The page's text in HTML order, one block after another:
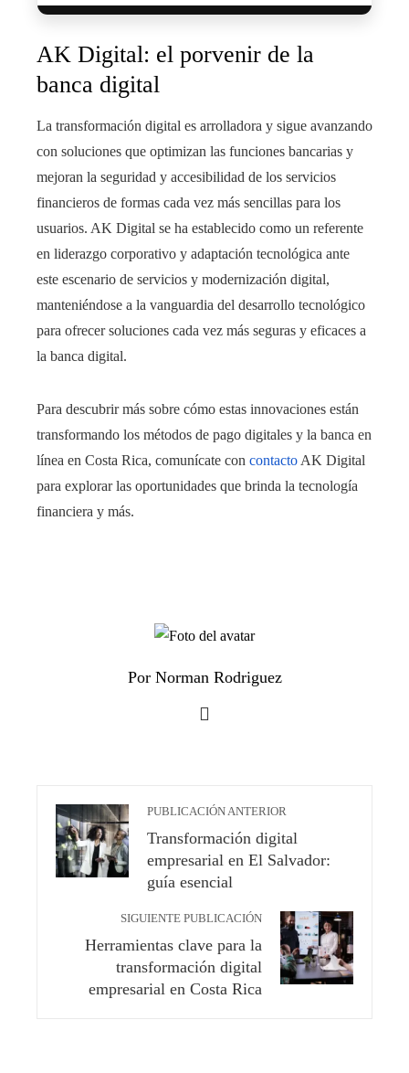
AK Digital: el porvenir de la
banca digital
La transformación digital es arrolladora y sigue avanzando
con soluciones que optimizan las funciones bancarias y
mejoran la seguridad y accesibilidad de los servicios
financieros de formas cada vez más sencillas para los
usuarios. AK Digital se ha establecido como un referente
en liderazgo corporativo y adaptación tecnológica ante
este escenario de servicios y modernización digital,
manteniéndose a la vanguardia del desarrollo tecnológico
para ofrecer soluciones cada vez más seguras y eficaces a
la banca digital.
Para descubrir más sobre cómo estas innovaciones están
transformando los métodos de pago digitales y la banca en
línea en Costa Rica, comunícate con contacto AK Digital
para explorar las oportunidades que brinda la tecnología
financiera y más.
Por Norman Rodriguez
PUBLICACIÓN ANTERIOR
Transformación digital
empresarial en El Salvador:
guía esencial
SIGUIENTE PUBLICACIÓN
Herramientas clave para la
transformación digital
empresarial en Costa Rica